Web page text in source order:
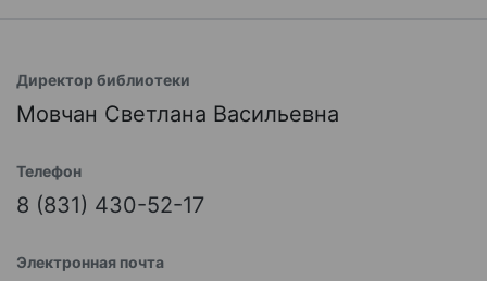
Директор библиотеки
Мовчан Светлана Васильевна
Телефон
8 (831) 430-52-17
Электронная почта